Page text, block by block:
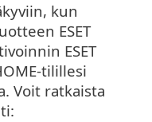
kun
ESET
ESET
tilillesi
Voit ratkaista